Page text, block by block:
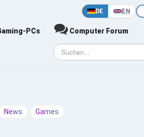
DE EN
PCs Computer Forum
News Games